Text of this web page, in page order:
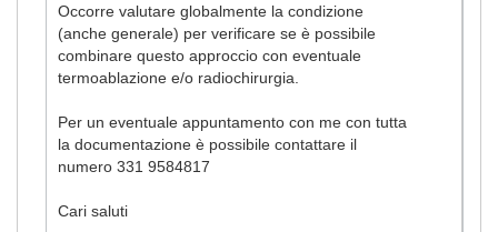
Occorre valutare globalmente la condizione
(anche generale) per verificare se è possibile
combinare questo approccio con eventuale
termoablazione e/o radiochirurgia.
Per un eventuale appuntamento con me con tutta
la documentazione è possibile contattare il
numero 331 9584817
Cari saluti